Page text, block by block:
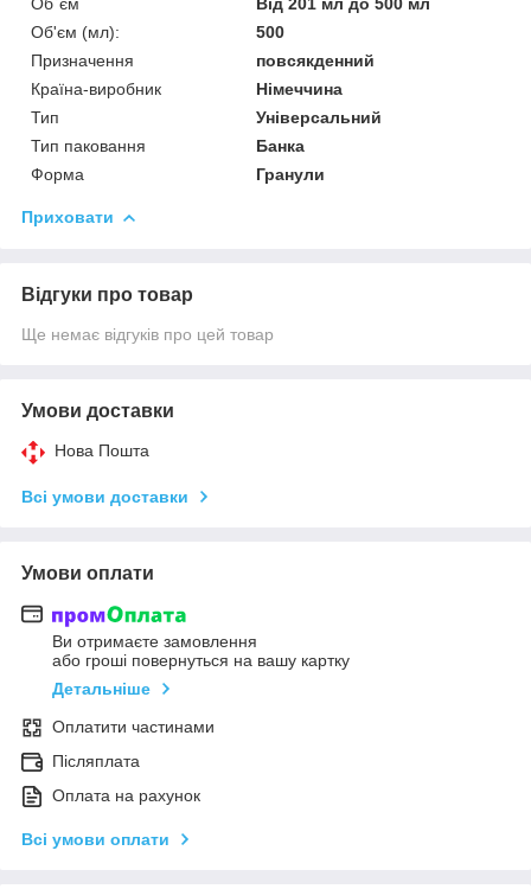
Об'єм (мл):
500
Призначення
повсякденний
Країна-виробник
Німеччина
Тип
Універсальний
Тип паковання
Банка
Форма
Гранули
Приховати
Відгуки про товар
Ще немає відгуків про цей товар
Умови доставки
Нова Пошта
Всі умови доставки
Умови оплати
Ви отримаєте замовлення
або гроші повернуться на вашу картку
Детальніше
Оплатити частинами
Післяплата
Оплата на рахунок
Всі умови оплати